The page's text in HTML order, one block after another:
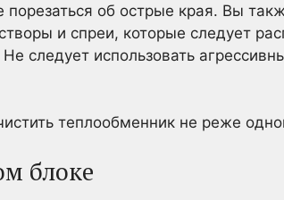
порезаться об острые края. Вы
и спреи, которые следует
Не следует использовать
теплообменник не реже
блоке